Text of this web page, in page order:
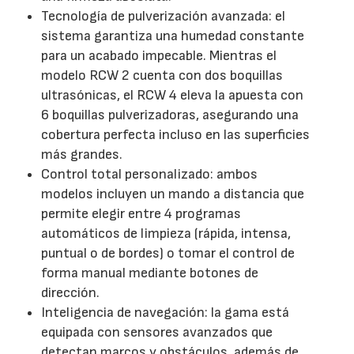
Tecnología de pulverización avanzada: el
sistema garantiza una humedad constante
para un acabado impecable. Mientras el
modelo RCW 2 cuenta con dos boquillas
ultrasónicas, el RCW 4 eleva la apuesta con
6 boquillas pulverizadoras, asegurando una
cobertura perfecta incluso en las superficies
más grandes.
Control total personalizado: ambos
modelos incluyen un mando a distancia que
permite elegir entre 4 programas
automáticos de limpieza (rápida, intensa,
puntual o de bordes) o tomar el control de
forma manual mediante botones de
dirección.
Inteligencia de navegación: la gama está
equipada con sensores avanzados que